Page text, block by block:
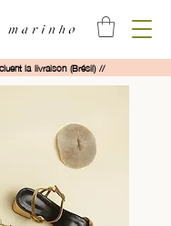
la livraison (Brésil) //